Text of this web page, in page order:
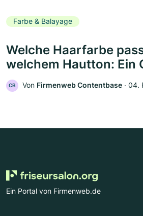
Farbe & Balayage
Welche Haarfarbe
welchem Hautton: Ein
CB Von Firmenweb Contentbase ‧ 04.
Ein Portal von Firmenweb.de